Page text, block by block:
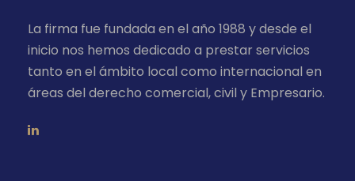
La firma fue fundada en el año 1988 y desde el
inicio nos hemos dedicado a prestar servicios
tanto en el ámbito local como internacional en
áreas del derecho comercial, civil y Empresario.